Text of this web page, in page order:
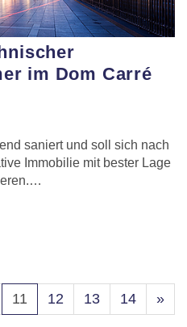
im Dom Carré
saniert und soll sich nach
Immobilie mit bester Lage
11 12 13 14 »